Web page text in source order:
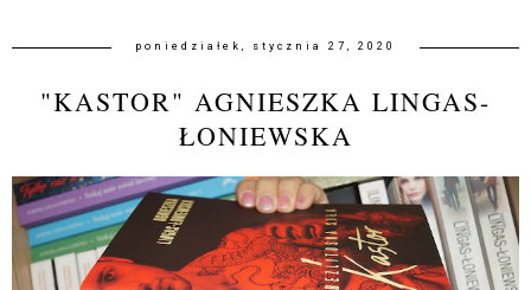
poniedziałek, stycznia 27, 2020
"KASTOR" AGNIESZKA LINGAS-
ŁONIEWSKA